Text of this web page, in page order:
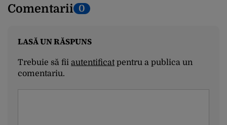
Comentarii 0
LASĂ UN RĂSPUNS
Trebuie să fii autentificatpentru a publica un
comentariu.